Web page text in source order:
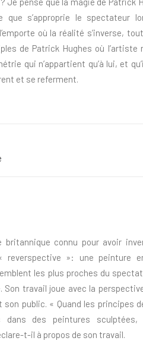
que s’approprie le spectateur
où la réalité s’inverse,
de Patrick Hughes où
qui n’appartient qu’à lui, et
et se referment.
connu pour avoir
reverspective »: une peinture
les plus proches du
Son travail joue avec la
public. « Quand les principes
des peintures sculptées,
t-il à propos de son travail.